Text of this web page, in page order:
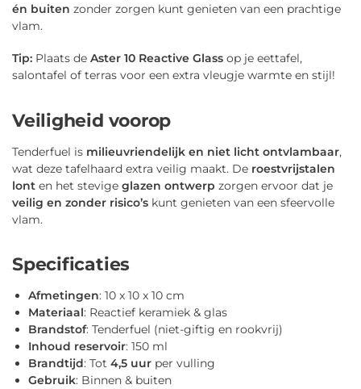
én buiten zonder zorgen kunt genieten van een prachtige
vlam.
Tip: Plaats de Aster 10 Reactive Glass op je eettafel,
salontafel of terras voor een extra vleugje warmte en stijl!
Veiligheid voorop
Tenderfuel is milieuvriendelijk en niet licht ontvlambaar,
wat deze tafelhaard extra veilig maakt. De roestvrijstalen
lont en het stevige glazen ontwerp zorgen ervoor dat je
veilig en zonder risico’s kunt genieten van een sfeervolle
vlam.
Specificaties
Afmetingen: 10 x 10 x 10 cm
Materiaal: Reactief keramiek & glas
Brandstof: Tenderfuel (niet-giftig en rookvrij)
Inhoud reservoir: 150 ml
Brandtijd: Tot 4,5 uur per vulling
Gebruik: Binnen & buiten